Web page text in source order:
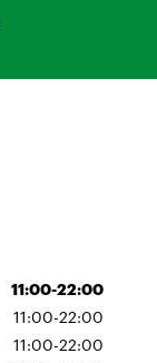
11:00-22:00
11:00-22:00
11:00-22:00